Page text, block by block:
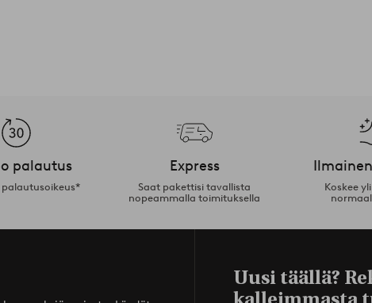
palautus Express
Saat pakettisi tavallista
nopeammalla toimituksella
Koskee
Uusi täällä?